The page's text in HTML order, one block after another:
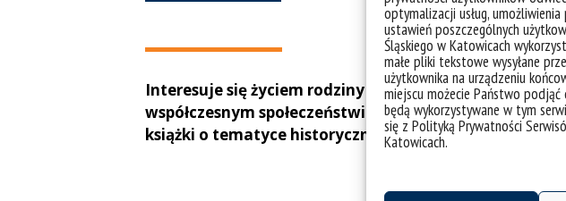
optymalizacji usług,
ustawień poszczególnych
Śląskiego w Katowicach
małe pliki tekstowe wysyłane
użytkownika na urządzeniu
miejscu możecie Państwo
będą wykorzystywane w tym
się z Polityką Prywatności
Katowicach.
Interesuje się życiem rodziny i jej funkcjonowaniem we
współczesnym społeczeństwie. Gra na gitarze. Czyta
książki o tematyce historycznej.